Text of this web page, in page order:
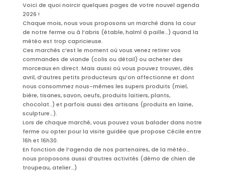
Voici de quoi noircir quelques pages de votre nouvel agenda
2026 !
Chaque mois, nous vous proposons un marché dans la cour
de notre ferme ou à l’abris (étable, halml à paille…) quand la
météo est trop capricieuse.
Ces marchés c’est le moment où vous venez retirer vos
commandes de viande (colis ou détail) ou acheter des
morceaux en direct. Mais aussi où vous pouvez trouver, dès
avril, d’autres petits producteurs qu’on affectionne et dont
nous consommez nous-mêmes les supers produits (miel,
bière, tisanes, savon, oeufs, produits laitiers, plants,
chocolat..) et parfois aussi des artisans (produits en laine,
sculpture…).
Lors de chaque marché, vous pouvez vous balader dans notre
ferme ou opter pour la visite guidée que propose Cécile entre
16h et 16h30.
En fonction de l’agenda de nos partenaires, de la météo…
nous proposons aussi d’autres activités (démo de chien de
troupeau, atelier…)